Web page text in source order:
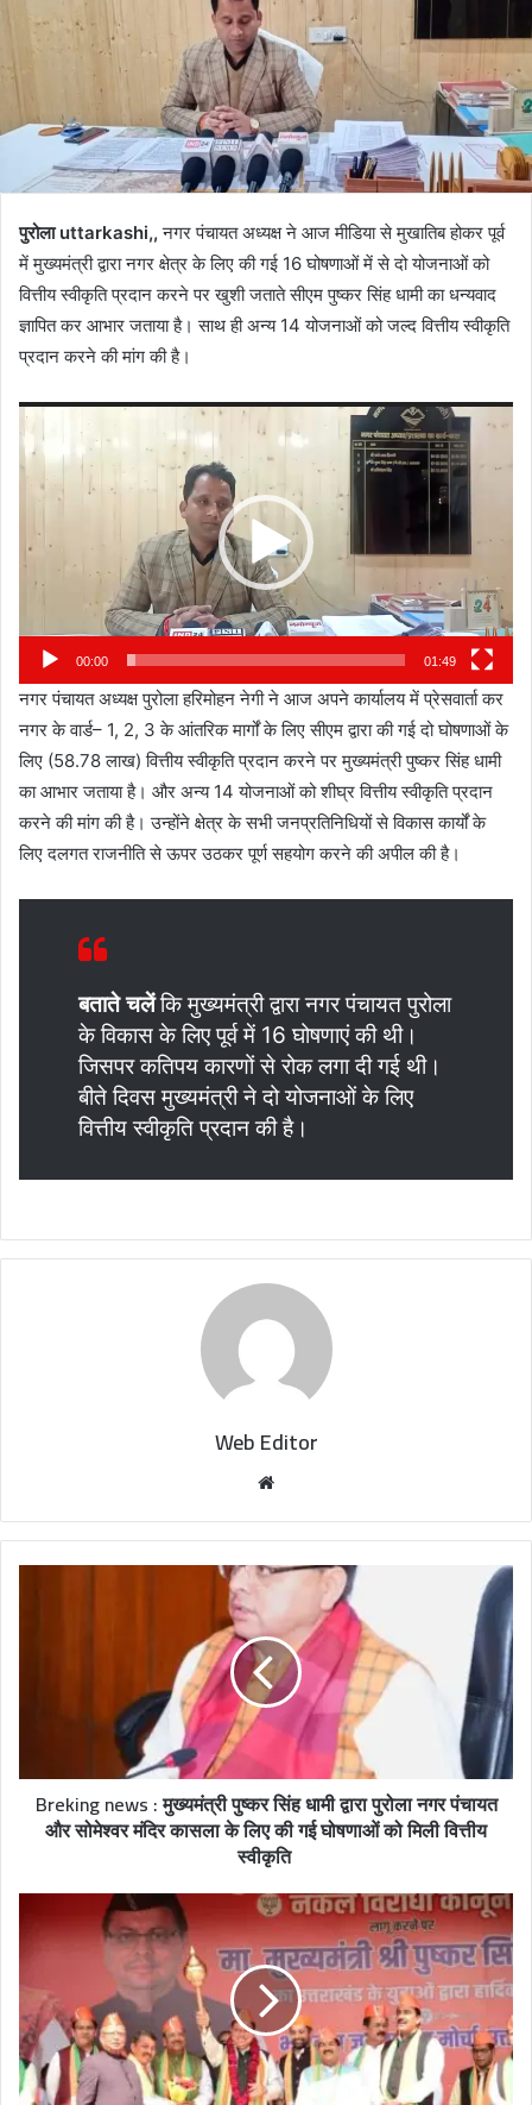
पुरोला uttarkashi,,नगर पंचायत अध्यक्ष ने आज मीडिया से मुखातिब होकर पूर्व
में मुख्यमंत्री द्वारा नगर क्षेत्र के लिए की गई 16 घोषणाओं में से दो योजनाओं को
वित्तीय स्वीकृति प्रदान करने पर खुशी जताते सीएम पुष्कर सिंह धामी का धन्यवाद
ज्ञापित कर आभार जताया है। साथ ही अन्य 14 योजनाओं को जल्द वित्तीय स्वीकृति
प्रदान करने की मांग की है।
Video
Player
00:00 01:49
नगर पंचायत अध्यक्ष पुरोला हरिमोहन नेगी ने आज अपने कार्यालय में प्रेसवार्ता कर
नगर के वार्ड– 1, 2, 3 के आंतरिक मार्गों के लिए सीएम द्वारा की गई दो घोषणाओं के
लिए (58.78 लाख) वित्तीय स्वीकृति प्रदान करने पर मुख्यमंत्री पुष्कर सिंह धामी
का आभार जताया है। और अन्य 14 योजनाओं को शीघ्र वित्तीय स्वीकृति प्रदान
करने की मांग की है। उन्होंने क्षेत्र के सभी जनप्रतिनिधियों से विकास कार्यों के
लिए दलगत राजनीति से ऊपर उठकर पूर्ण सहयोग करने की अपील की है।
बताते चलेंकि मुख्यमंत्री द्वारा नगर पंचायत पुरोला
के विकास के लिए पूर्व में 16 घोषणाएं की थी।
जिसपर कतिपय कारणों से रोक लगा दी गई थी।
बीते दिवस मुख्यमंत्री ने दो योजनाओं के लिए
वित्तीय स्वीकृति प्रदान की है।
Web Editor
b
s
t
e
Breking news : मुख्यमंत्री पुष्कर सिंह धामी द्वारा पुरोला नगर पंचायत
और सोमेश्वर मंदिर कासला के लिए की गई घोषणाओं को मिली वित्तीय
स्वीकृति